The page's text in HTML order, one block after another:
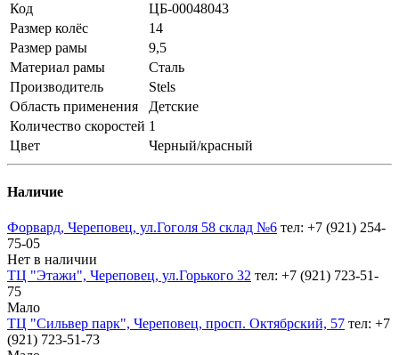
Код
ЦБ-00048043
Размер колёс
14
Размер рамы
9,5
Материал рамы
Сталь
Производитель
Stels
Область применения
Детские
Количество скоростей 1
Цвет
Черный/красный
Наличие
Форвард, Череповец, ул.Гоголя 58 склад №6 тел: +7 (921) 254-
75-05
Нет в наличии
ТЦ "Этажи", Череповец, ул.Горького 32 тел: +7 (921) 723-51-
75
Мало
ТЦ "Сильвер парк", Череповец, просп. Октябрский, 57 тел: +7
(921) 723-51-73